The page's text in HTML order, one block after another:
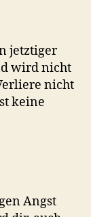
jetztiger
wird nicht
nicht
keine
Angst